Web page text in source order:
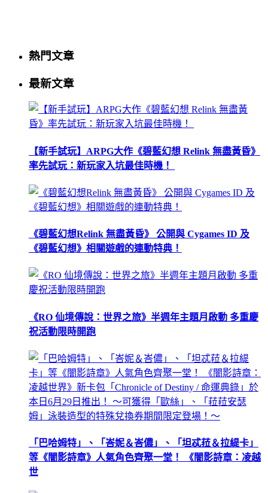
熱門文章
最新文章
【新手試玩】ARPG大作《碧藍幻想 Relink 無盡黃昏》
率先試玩：新玩家入坑最佳時機！
《碧藍幻想Relink 無盡黃昏》 公開與 Cygames ID 及
《碧藍幻想》相關遊戲的連動特典！
《RO 仙境傳說：世界之旅》半週年主題月啟動 多重慶
祝活動限時開跑
「巴哈姆特」、「峇妮＆峇儂」、「坦忒菈＆拉緹卡」
等《闇影詩章》人氣角色齊聚一堂！ 《闇影詩章：凌越
世